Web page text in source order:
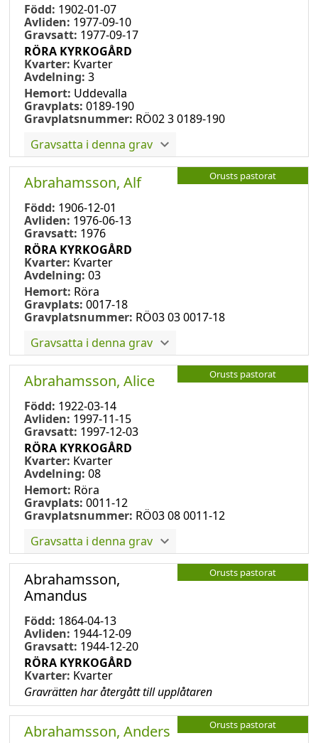
Född: 1902-01-07
Avliden: 1977-09-10
Gravsatt: 1977-09-17
RÖRA KYRKOGÅRD
Kvarter: Kvarter
Avdelning: 3
Hemort: Uddevalla
Gravplats: 0189-190
Gravplatsnummer: RÖ02 3 0189-190
Gravsatta i denna grav
Orusts pastorat
Abrahamsson, Alf
Född: 1906-12-01
Avliden: 1976-06-13
Gravsatt: 1976
RÖRA KYRKOGÅRD
Kvarter: Kvarter
Avdelning: 03
Hemort: Röra
Gravplats: 0017-18
Gravplatsnummer: RÖ03 03 0017-18
Gravsatta i denna grav
Orusts pastorat
Abrahamsson, Alice
Född: 1922-03-14
Avliden: 1997-11-15
Gravsatt: 1997-12-03
RÖRA KYRKOGÅRD
Kvarter: Kvarter
Avdelning: 08
Hemort: Röra
Gravplats: 0011-12
Gravplatsnummer: RÖ03 08 0011-12
Gravsatta i denna grav
Orusts pastorat
Abrahamsson,
Amandus
Född: 1864-04-13
Avliden: 1944-12-09
Gravsatt: 1944-12-20
RÖRA KYRKOGÅRD
Kvarter: Kvarter
Gravrätten har återgått till upplåtaren
Orusts pastorat
Abrahamsson, Anders